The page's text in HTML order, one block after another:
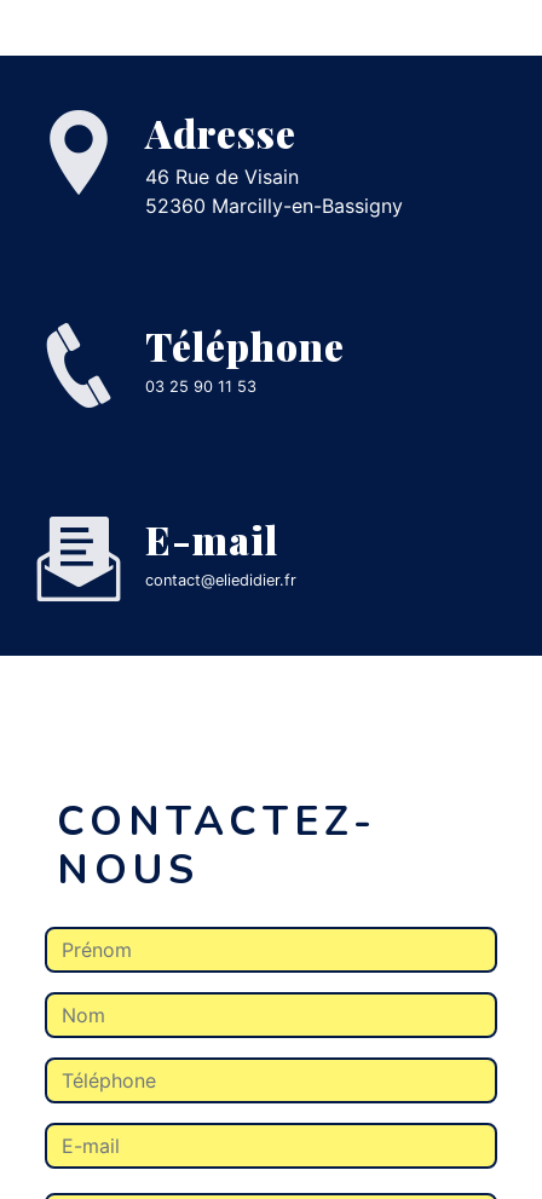
Adresse
46 Rue de Visain
52360 Marcilly-en-Bassigny
Téléphone
03 25 90 11 53
E-mail
contact@eliedidier.fr
CONTACTEZ-
NOUS